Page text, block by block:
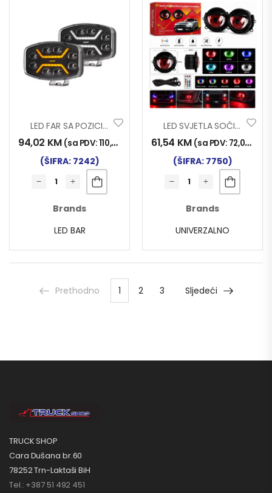
LED FAR SA POZICIJOM(ŽUTA-BIJELA) OVALNI 10-30V SPIDER
94,02 KM (sa PDV:110,00
(ŠIFRA: 7242)
Brands
LED BAR
LED SVJETLA SOČIVA-OČI RGB SET 2/1 12-24V
61,54 KM (sa PDV: 72,00
(ŠIFRA: 7750)
Brands
UNIVERZALNO
Prethodno 1 2 3 Sljedeći
TRUCK SHOP
Cara Dušana br.60
78252 Trn-Laktaši BiH
Tel.: +387 51 492 451